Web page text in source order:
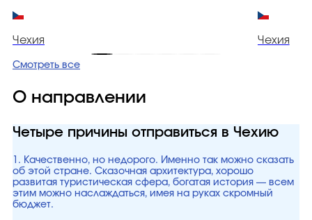
Чехия Чехия
Смотреть все
О направлении
Четыре причины отправиться в Чехию
1. Качественно, но недорого. Именно так можно сказать
об этой стране. Сказочная архитектура, хорошо
развитая туристическая сфера, богатая история — всем
этим можно наслаждаться, имея на руках скромный
бюджет.